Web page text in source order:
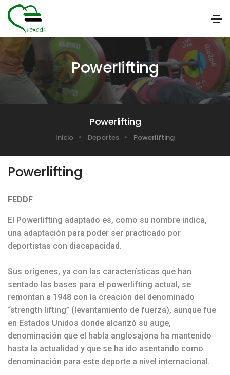
Powerlifting
Powerlifting
Inicio Deportes Powerlifting
Powerlifting
FEDDF
El Powerlifting adaptado es, como su nombre indica,
una adaptación para poder ser practicado por
deportistas con discapacidad.
Sus orígenes, ya con las características que han
sentado las bases para el powerlifting actual, se
remontan a 1948 con la creación del denominado
“strength lifting” (levantamiento de fuerza), aunque fue
en Estados Unidos donde alcanzó su auge,
denominación que el habla anglosajona ha mantenido
hasta la actualidad y que se ha ido asentando como
denominación para este deporte a nivel internacional.